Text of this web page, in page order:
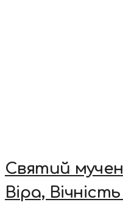
Святий
Віра, Вічність